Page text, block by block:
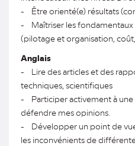
- Être orienté(e) résultats
- Maîtriser les fondamentaux
(pilotage et organisation,
Anglais
- Lire des articles et des
techniques, scientifiques
- Participer activement à une
défendre mes opinions.
- Développer un point de
les inconvénients de